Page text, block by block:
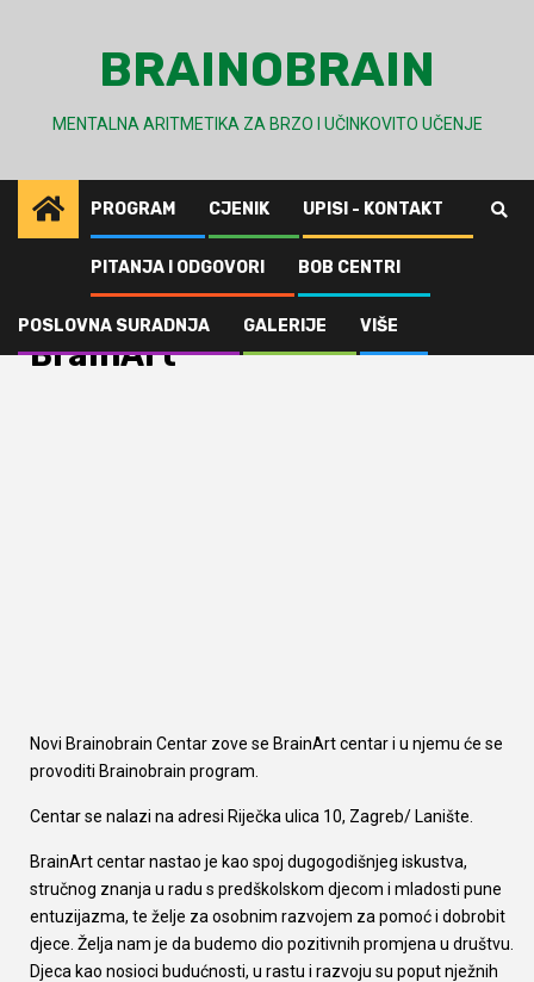
BRAINOBRAIN
MENTALNA ARITMETIKA ZA BRZO I UČINKOVITO UČENJE
PROGRAM CJENIK UPISI - KONTAKT
PITANJA I ODGOVORI BOB CENTRI
POSLOVNA SURADNJA GALERIJE VIŠE
Home Brainobrain Centar Lanište - BrainArt
Brainobrain Centar Lanište -
BrainArt
Novi Brainobrain Centar zove se BrainArt centar i u njemu će se
provoditi Brainobrain program.
Centar se nalazi na adresi Riječka ulica 10, Zagreb/ Lanište.
BrainArt centar nastao je kao spoj dugogodišnjeg iskustva,
stručnog znanja u radu s predškolskom djecom i mladosti pune
entuzijazma, te želje za osobnim razvojem za pomoć i dobrobit
djece. Želja nam je da budemo dio pozitivnih promjena u društvu.
Djeca kao nosioci budućnosti, u rastu i razvoju su poput nježnih